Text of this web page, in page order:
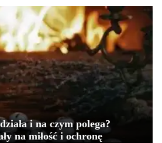
i na czym polega?
na miłość i ochronę